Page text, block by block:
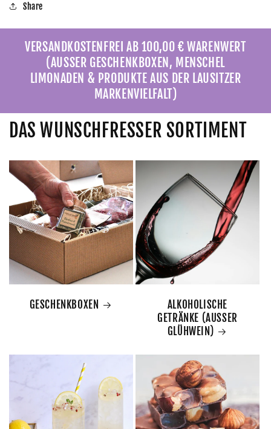
Share
VERSANDKOSTENFREI AB 100,00 € WARENWERT
(AUSSER GESCHENKBOXEN, MENSCHEL
LIMONADEN & PRODUKTE AUS DER LAUSITZER
MARKENVIELFALT)
DAS WUNSCHFRESSER SORTIMENT
GESCHENKBOXEN
ALKOHOLISCHE
GETRÄNKE (AUSSER
GLÜHWEIN)